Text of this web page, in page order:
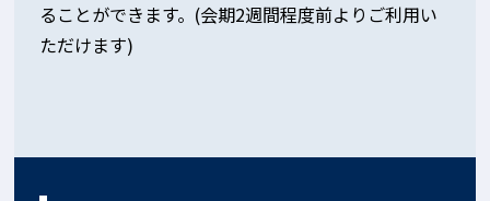
ることができます。(会期2週間程度前よりご利用い
ただけます)